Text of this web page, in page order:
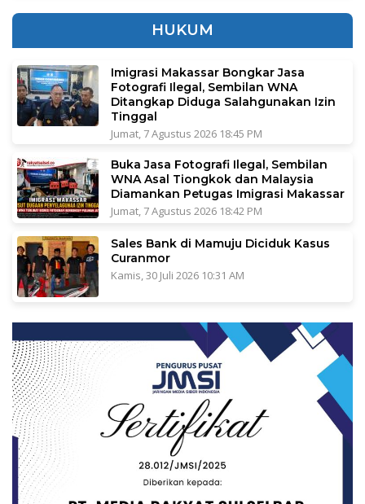
HUKUM
Imigrasi Makassar Bongkar Jasa
Fotografi Ilegal, Sembilan WNA
Ditangkap Diduga Salahgunakan Izin
Tinggal
Jumat, 7 Agustus 2026 18:45 PM
Buka Jasa Fotografi Ilegal, Sembilan
WNA Asal Tiongkok dan Malaysia
Diamankan Petugas Imigrasi Makassar
Jumat, 7 Agustus 2026 18:42 PM
Sales Bank di Mamuju Diciduk Kasus
Curanmor
Kamis, 30 Juli 2026 10:31 AM